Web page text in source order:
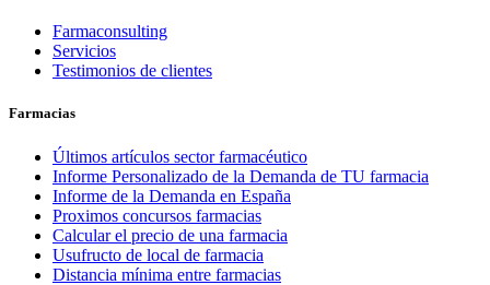
Farmaconsulting
Servicios
Testimonios de clientes
Farmacias
Últimos artículos sector farmacéutico
Informe Personalizado de la Demanda de TU farmacia
Informe de la Demanda en España
Proximos concursos farmacias
Calcular el precio de una farmacia
Usufructo de local de farmacia
Distancia mínima entre farmacias